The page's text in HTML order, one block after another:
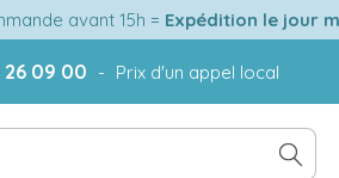
avant 15h = Expédition le jour
26 09 00 - Prix d'un appel local